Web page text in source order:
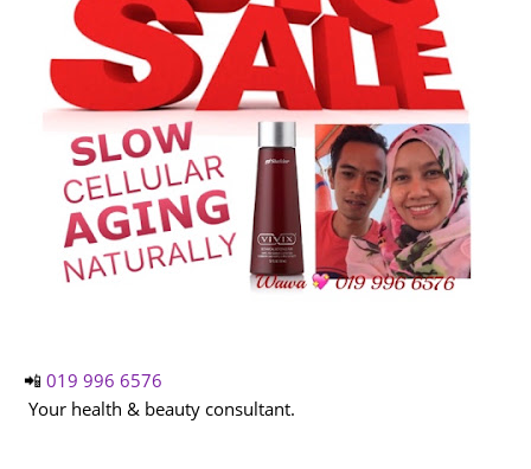
📲 019 996 6576
Your health & beauty consultant.